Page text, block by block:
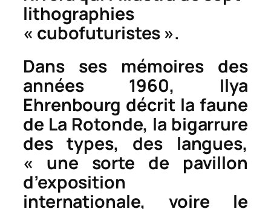
lithographies
« cubofuturistes ».
Dans ses mémoires des
années 1960, Ilya
Ehrenbourg décrit la faune
de La Rotonde, la bigarrure
des types, des langues,
« une sorte de pavillon
d’exposition
internationale, voire le